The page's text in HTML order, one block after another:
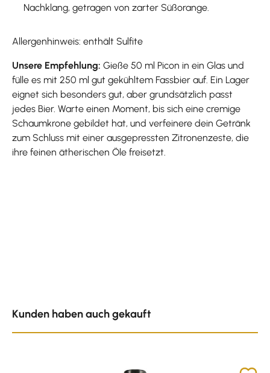
Nachklang, getragen von zarter Süßorange.
Allergenhinweis: enthält Sulfite
Unsere Empfehlung: Gieße 50 ml Picon in ein Glas und
fülle es mit 250 ml gut gekühltem Fassbier auf. Ein Lager
eignet sich besonders gut, aber grundsätzlich passt
jedes Bier. Warte einen Moment, bis sich eine cremige
Schaumkrone gebildet hat, und verfeinere dein Getränk
zum Schluss mit einer ausgepressten Zitronenzeste, die
ihre feinen ätherischen Öle freisetzt.
Kunden haben auch gekauft